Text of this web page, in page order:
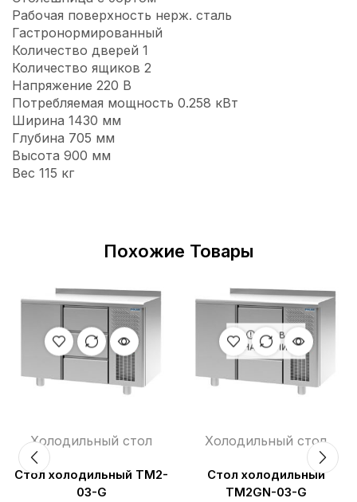
Рабочая поверхность нерж. сталь
Гастронормированный
Количество дверей 1
Количество ящиков 2
Напряжение 220 В
Потребляемая мощность 0.258 кВт
Ширина 1430 мм
Глубина 705 мм
Высота 900 мм
Вес 115 кг
Похожие Товары
Холодильный стол
Стол холодильный TM2-
03-G
НЕТ В
НАЛИЧИИ
Холодильный стол
Стол холодильный
TM2GN-03-G